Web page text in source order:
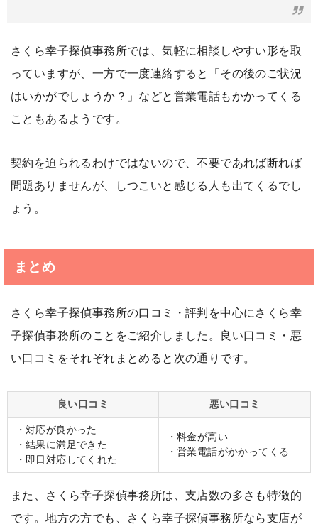
さくら幸子探偵事務所では、気軽に相談しやすい形を取
っていますが、一方で一度連絡すると「その後のご状況
はいかがでしょうか？」などと営業電話もかかってくる
こともあるようです。
契約を迫られるわけではないので、不要であれば断れば
問題ありませんが、しつこいと感じる人も出てくるでし
ょう。
まとめ
さくら幸子探偵事務所の口コミ・評判を中心にさくら幸
子探偵事務所のことをご紹介しました。良い口コミ・悪
い口コミをそれぞれまとめると次の通りです。
良い口コミ 悪い口コミ
・対応が良かった
・結果に満足できた
・即日対応してくれた
・料金が高い
・営業電話がかかってくる
また、さくら幸子探偵事務所は、支店数の多さも特徴的
です。地方の方でも、さくら幸子探偵事務所なら支店が